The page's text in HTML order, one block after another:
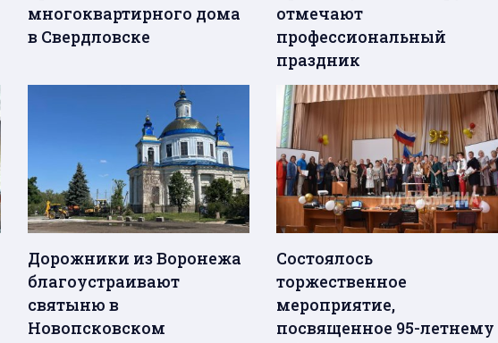
многоквартирного дома
в Свердловске
отмечают
профессиональный
праздник
Дорожники из Воронежа
благоустраивают
святыню в
Новопсковском
Состоялось
торжественное
мероприятие,
посвященное 95-летнему